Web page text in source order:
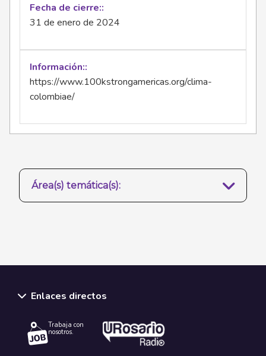
Fecha de cierre:
31 de enero de 2024
Información:
https://www.100kstrongamericas.org/clima-
colombiae/
Área(s) temática(s):
Enlaces directos
Trabaja con
nosotros.